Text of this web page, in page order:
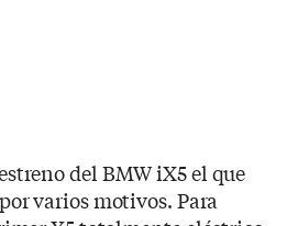
del BMW iX5 el que
varios motivos. Para